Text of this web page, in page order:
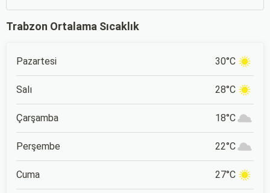
Trabzon Ortalama Sıcaklık
Pazartesi 30°C
Salı 28°C
Çarşamba 18°C
Perşembe 22°C
Cuma 27°C